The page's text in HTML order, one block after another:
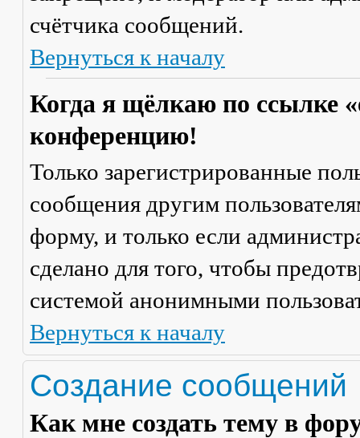
счётчика сообщений.
Вернуться к началу
Когда я щёлкаю по ссылке
конференцию!
Только зарегистрированные
сообщения другим
форму, и только если
сделано для того, чтобы
системой анонимными
Вернуться к началу
Создание сообщений
Как мне создать тему в